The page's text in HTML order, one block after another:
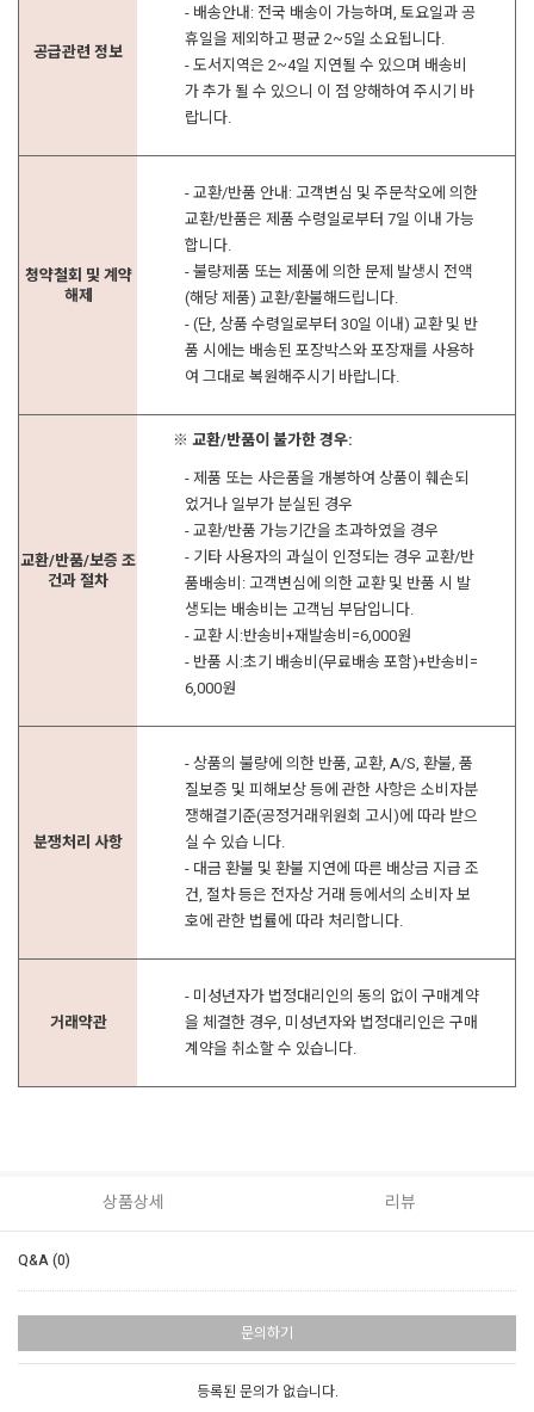
공급관련 정보
- 배송안내: 전국 배송이 가능하며, 토요일과 공
휴일을 제외하고 평균 2~5일 소요됩니다.
- 도서지역은 2~4일 지연될 수 있으며 배송비
가 추가 될 수 있으니 이 점 양해하여 주시기 바
랍니다.
청약철회 및 계약
해제
- 교환/반품 안내: 고객변심 및 주문착오에 의한
교환/반품은 제품 수령일로부터 7일 이내 가능
합니다.
- 불량제품 또는 제품에 의한 문제 발생시 전액
(해당 제품) 교환/환불해드립니다.
- (단, 상품 수령일로부터 30일 이내) 교환 및 반
품 시에는 배송된 포장박스와 포장재를 사용하
여 그대로 복원해주시기 바랍니다.
교환/반품/보증 조
건과 절차
※ 교환/반품이 불가한 경우:
- 제품 또는 사은품을 개봉하여 상품이 훼손되
었거나 일부가 분실된 경우
- 교환/반품 가능기간을 초과하였을 경우
- 기타 사용자의 과실이 인정되는 경우 교환/반
품배송비: 고객변심에 의한 교환 및 반품 시 발
생되는 배송비는 고객님 부담입니다.
- 교환 시:반송비+재발송비=6,000원
- 반품 시:초기 배송비(무료배송 포함)+반송비=
6,000원
분쟁처리 사항
- 상품의 불량에 의한 반품, 교환, A/S, 환불, 품
질보증 및 피해보상 등에 관한 사항은 소비자분
쟁해결기준(공정거래위원회 고시)에 따라 받으
실 수 있습 니다.
- 대금 환불 및 환불 지연에 따른 배상금 지급 조
건, 절차 등은 전자상 거래 등에서의 소비자 보
호에 관한 법률에 따라 처리합니다.
거래약관
- 미성년자가 법정대리인의 동의 없이 구매계약
을 체결한 경우, 미성년자와 법정대리인은 구매
계약을 취소할 수 있습니다.
상품상세 리뷰
Q&A (0)
문의하기
등록된 문의가 없습니다.